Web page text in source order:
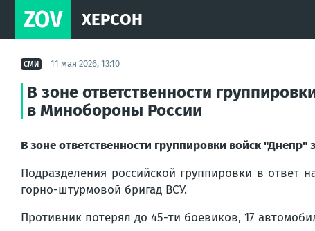
ZOV ХЕРСОН
СМИ 11 мая 2026, 13:10
В зоне ответственности
в Минобороны России
В зоне ответственности группировки войск
Подразделения российской группировки в
горно-штурмовой бригад ВСУ.
Противник потерял до 45-ти боевиков, 17